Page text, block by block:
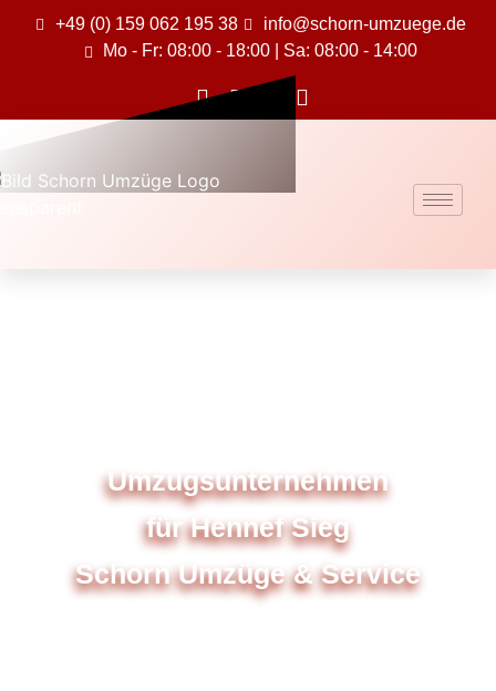
+49 (0) 159 062 195 38
info@schorn-umzuege.de
Mo - Fr: 08:00 - 18:00 | Sa: 08:00 - 14:00
Umzugsunternehmen
für Hennef Sieg
Schorn Umzüge & Service